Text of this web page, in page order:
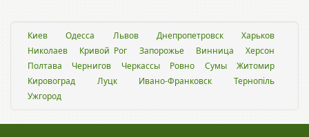
Киев Одесса Львов Днепропетровск
Харьков
Николаев
Кривой Рог Запорожье Винница
Херсон
Полтава
Чернигов Черкассы Ровно Сумы
Житомир
Кировоград
Луцк Ивано-Франковск
Тернопіль
Ужгород